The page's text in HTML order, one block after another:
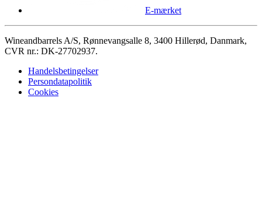
E-mærket
Wineandbarrels A/S, Rønnevangsalle 8, 3400 Hillerød, Danmark,
CVR nr.: DK-27702937.
Handelsbetingelser
Persondatapolitik
Cookies